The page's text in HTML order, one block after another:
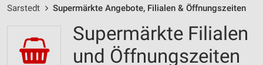
Sarstedt Supermärkte Angebote, Filialen & Öffnungszeiten
Supermärkte Filialen
und Öffnungszeiten